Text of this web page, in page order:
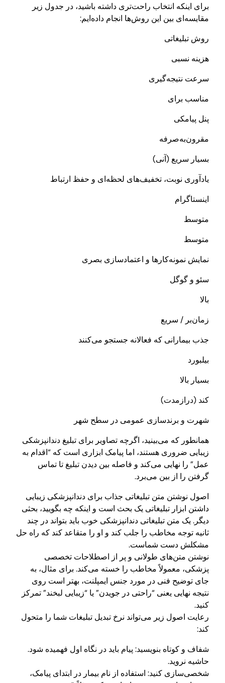
برای اینکه انتخاب راحت‌تری داشته باشید، در جدول زیر
مقایسه‌ای بین این روش‌ها انجام داده‌ایم:
روش تبلیغاتی
هزینه نسبی
سرعت نتیجه‌گیری
مناسب برای
پنل پیامکی
مقرون‌به‌صرفه
بسیار سریع (آنی)
یادآوری نوبت، تخفیف‌های لحظه‌ای و حفظ ارتباط
اینستاگرام
متوسط
متوسط
نمایش نمونه‌کارها و اعتمادسازی بصری
سئو و گوگل
بالا
زمان‌بر / سریع
جذب بیمارانی که فعالانه جستجو می‌کنند
بیلبورد
بسیار بالا
کند (درازمدت)
شهرت و برندسازی عمومی در سطح شهر
همانطور که می‌بینید، اگرچه تصاویر برای تبلیغ دندانپزشکی
زیبایی ضروری هستند، اما پیامک ابزاری است که “اقدام به
عمل” را نهایی می‌کند و فاصله بین دیدن تبلیغ تا تماس
گرفتن را از بین می‌برد.
اصول نوشتن متن تبلیغاتی جذاب برای دندانپزشکی زیبایی
داشتن ابزار تبلیغاتی یک بحث است و اینکه چه بگویید، بحثی
دیگر. یک متن تبلیغاتی دندانپزشکی خوب باید بتواند در چند
ثانیه توجه مخاطب را جلب کند و او را متقاعد کند که راه حل
مشکلش دست شماست.
نوشتن متن‌های طولانی و پر از اصطلاحات تخصصی
پزشکی، معمولاً مخاطب را خسته می‌کند. برای مثال، به
جای توضیح فنی در مورد جنس ایمپلنت، بهتر است روی
نتیجه نهایی یعنی “راحتی در جویدن” یا “زیبایی لبخند” تمرکز
کنید.
رعایت اصول زیر می‌تواند نرخ تبدیل تبلیغات شما را متحول
کند:
شفاف و کوتاه بنویسید: پیام باید در نگاه اول فهمیده شود.
حاشیه نروید.
شخصی‌سازی کنید: استفاده از نام بیمار در ابتدای پیامک،